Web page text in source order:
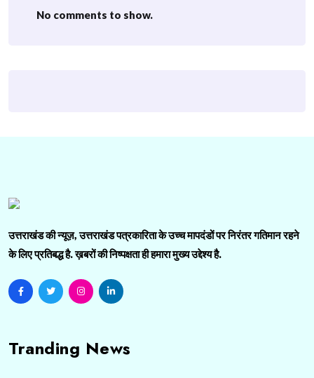
No comments to show.
उत्तराखंड की न्यूज़, उत्तराखंड पत्रकारिता के उच्च मापदंडों पर निरंतर गतिमान रहने
के लिए प्रतिबद्ध है. ख़बरों की निष्पक्षता ही हमारा मुख्य उद्देश्य है.
Tranding News